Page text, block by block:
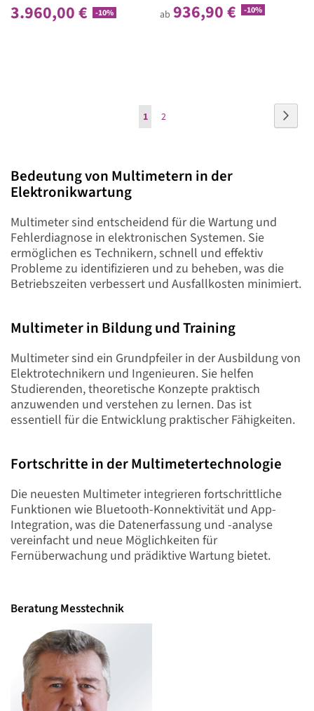
3.960,00 € -10% ab 936,90 € -10%
Seite
Sie
Seite
1 Seite
2
Bedeutung von Multimetern in der
Elektronikwartung
Multimeter sind entscheidend für die Wartung und
Fehlerdiagnose in elektronischen Systemen. Sie
ermöglichen es Technikern, schnell und effektiv
Probleme zu identifizieren und zu beheben, was die
Betriebszeiten verbessert und Ausfallkosten minimiert.
Multimeter in Bildung und Training
Multimeter sind ein Grundpfeiler in der Ausbildung von
Elektrotechnikern und Ingenieuren. Sie helfen
Studierenden, theoretische Konzepte praktisch
anzuwenden und verstehen zu lernen. Das ist
essentiell für die Entwicklung praktischer Fähigkeiten.
Fortschritte in der Multimetertechnologie
Die neuesten Multimeter integrieren fortschrittliche
Funktionen wie Bluetooth-Konnektivität und App-
Integration, was die Datenerfassung und -analyse
vereinfacht und neue Möglichkeiten für
Fernüberwachung und prädiktive Wartung bietet.
Beratung Messtechnik